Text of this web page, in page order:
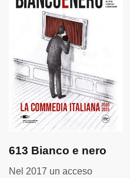
613 Bianco e nero
Nel 2017 un acceso